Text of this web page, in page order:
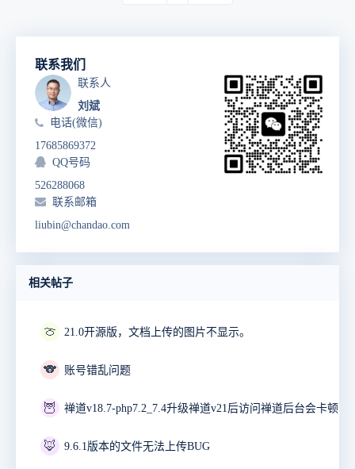
联系我们
联系人
刘斌
电话(微信)
17685869372
QQ号码
526288068
联系邮箱
liubin@chandao.com
相关帖子
🍈 21.0开源版，文档上传的图片不显示。
🐨 账号错乱问题
🦉 禅道v18.7-php7.2_7.4升级禅道v21后访问禅道后台会卡顿10
🦊 9.6.1版本的文件无法上传BUG